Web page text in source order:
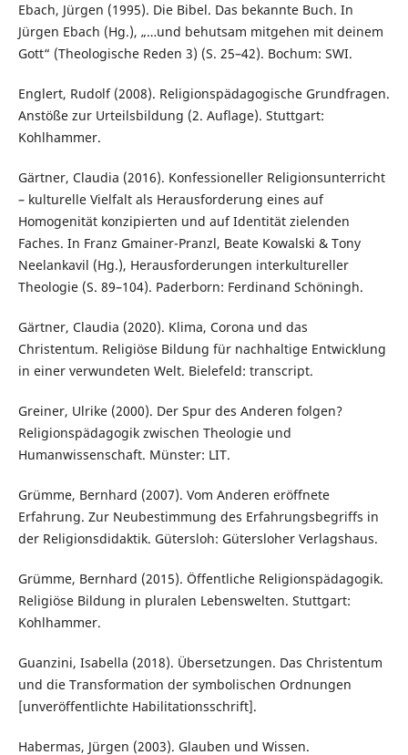
Ebach, Jürgen (1995). Die Bibel. Das bekannte Buch. In
Jürgen Ebach (Hg.), „…und behutsam mitgehen mit deinem
Gott“ (Theologische Reden 3) (S. 25–42). Bochum: SWI.
Englert, Rudolf (2008). Religionspädagogische Grundfragen.
Anstöße zur Urteilsbildung (2. Auflage). Stuttgart:
Kohlhammer.
Gärtner, Claudia (2016). Konfessioneller Religionsunterricht
– kulturelle Vielfalt als Herausforderung eines auf
Homogenität konzipierten und auf Identität zielenden
Faches. In Franz Gmainer-Pranzl, Beate Kowalski & Tony
Neelankavil (Hg.), Herausforderungen interkultureller
Theologie (S. 89–104). Paderborn: Ferdinand Schöningh.
Gärtner, Claudia (2020). Klima, Corona und das
Christentum. Religiöse Bildung für nachhaltige Entwicklung
in einer verwundeten Welt. Bielefeld: transcript.
Greiner, Ulrike (2000). Der Spur des Anderen folgen?
Religionspädagogik zwischen Theologie und
Humanwissenschaft. Münster: LIT.
Grümme, Bernhard (2007). Vom Anderen eröffnete
Erfahrung. Zur Neubestimmung des Erfahrungsbegriffs in
der Religionsdidaktik. Gütersloh: Gütersloher Verlagshaus.
Grümme, Bernhard (2015). Öffentliche Religionspädagogik.
Religiöse Bildung in pluralen Lebenswelten. Stuttgart:
Kohlhammer.
Guanzini, Isabella (2018). Übersetzungen. Das Christentum
und die Transformation der symbolischen Ordnungen
[unveröffentlichte Habilitationsschrift].
Habermas, Jürgen (2003). Glauben und Wissen.